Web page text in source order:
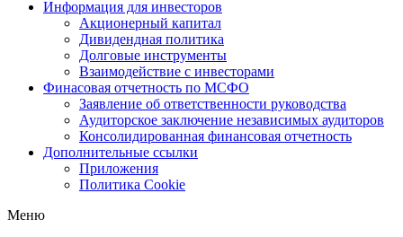
Информация для инвесторов
Акционерный капитал
Дивидендная политика
Долговые инструменты
Взаимодействие с инвеcторами
Финасовая отчетность по МСФО
Заявление об ответственности руководства
Аудиторское заключение независимых аудиторов
Консолидированная финансовая отчетность
Дополнительные ссылки
Приложения
Политика Cookie
Меню